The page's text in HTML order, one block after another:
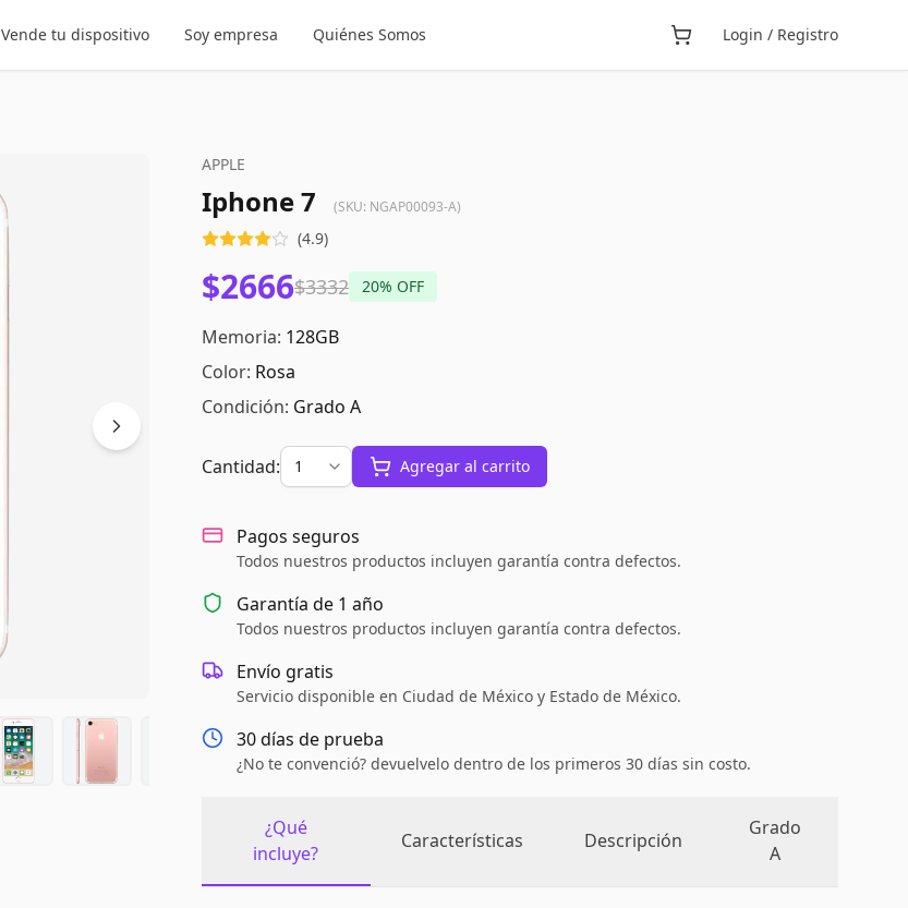
Vende tu dispositivo Soy empresa Quiénes Somos Login / Registro
APPLE
Iphone 7 (SKU: NGAP00093-A)
(4.9)
$2666$3332 20% OFF
Memoria: 128GB
Color: Rosa
Condición: Grado A
Cantidad: Agregar al carrito
Pagos seguros
Todos nuestros productos incluyen garantía contra defectos.
Garantía de 1 año
Todos nuestros productos incluyen garantía contra defectos.
Envío gratis
Servicio disponible en Ciudad de México y Estado de México.
30 días de prueba
¿No te convenció? devuelvelo dentro de los primeros 30 días sin costo.
¿Qué
incluye?
Características Descripción
Grado
A